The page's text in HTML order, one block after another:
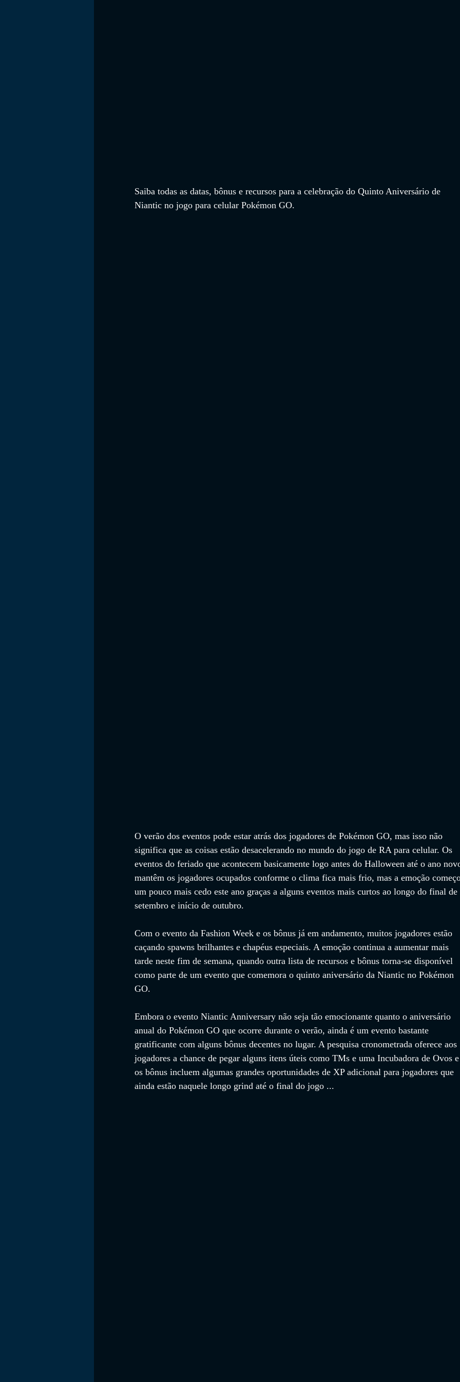
Saiba todas as datas, bônus e recursos para a celebração do Quinto Aniversário de
Niantic no jogo para celular Pokémon GO.
O verão dos eventos pode estar atrás dos jogadores de Pokémon GO, mas isso não
significa que as coisas estão desacelerando no mundo do jogo de RA para celular. Os
eventos do feriado que acontecem basicamente logo antes do Halloween até o ano
mantêm os jogadores ocupados conforme o clima fica mais frio, mas a emoção
um pouco mais cedo este ano graças a alguns eventos mais curtos ao longo do final de
setembro e início de outubro.
Com o evento da Fashion Week e os bônus já em andamento, muitos jogadores estão
caçando spawns brilhantes e chapéus especiais. A emoção continua a aumentar mais
tarde neste fim de semana, quando outra lista de recursos e bônus torna-se disponível
como parte de um evento que comemora o quinto aniversário da Niantic no Pokémon
GO.
Embora o evento Niantic Anniversary não seja tão emocionante quanto o aniversário
anual do Pokémon GO que ocorre durante o verão, ainda é um evento bastante
gratificante com alguns bônus decentes no lugar. A pesquisa cronometrada oferece aos
jogadores a chance de pegar alguns itens úteis como TMs e uma Incubadora de Ovos e
os bônus incluem algumas grandes oportunidades de XP adicional para jogadores que
ainda estão naquele longo grind até o final do jogo ...